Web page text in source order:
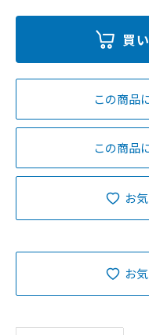
この商品
この商品
お
お